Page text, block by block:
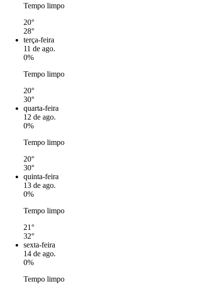
Tempo limpo
20°
28°
terça-feira
11 de ago.
0%
Tempo limpo
20°
30°
quarta-feira
12 de ago.
0%
Tempo limpo
20°
30°
quinta-feira
13 de ago.
0%
Tempo limpo
21°
32°
sexta-feira
14 de ago.
0%
Tempo limpo